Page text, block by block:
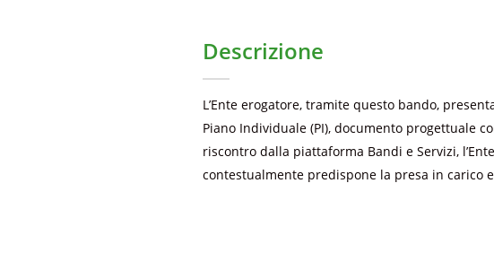
Descrizione
L’Ente erogatore, tramite questo bando,
Piano Individuale (PI), documento progettuale
riscontro dalla piattaforma Bandi e Servizi,
contestualmente predispone la presa in carico